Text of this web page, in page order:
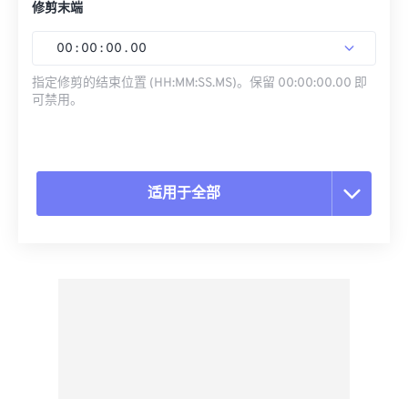
修剪末端
00 : 00 : 00 . 00
指定修剪的结束位置 (HH:MM:SS.MS)。保留 00:00:00.00 即
可禁用。
适用于全部